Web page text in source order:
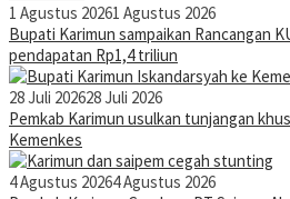
1 Agustus 20261 Agustus 2026
Bupati Karimun sampaikan Rancangan
pendapatan Rp1,4 triliun
28 Juli 202628 Juli 2026
Pemkab Karimun usulkan tunjangan
Kemenkes
4 Agustus 20264 Agustus 2026